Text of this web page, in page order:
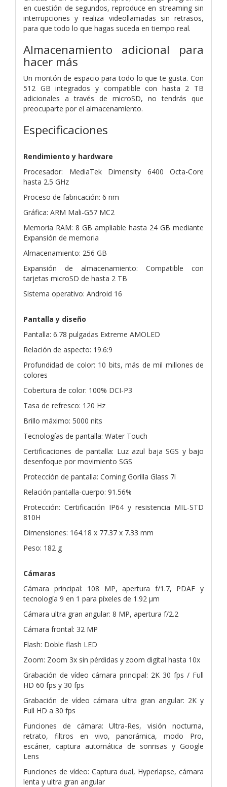
en cuestión de segundos, reproduce en streaming sin
interrupciones y realiza videollamadas sin retrasos,
para que todo lo que hagas suceda en tiempo real.
Almacenamiento adicional para
hacer más
Un montón de espacio para todo lo que te gusta. Con
512 GB integrados y compatible con hasta 2 TB
adicionales a través de microSD, no tendrás que
preocuparte por el almacenamiento.
Especificaciones
Rendimiento y hardware
Procesador: MediaTek Dimensity 6400 Octa-Core
hasta 2.5 GHz
Proceso de fabricación: 6 nm
Gráfica: ARM Mali-G57 MC2
Memoria RAM: 8 GB ampliable hasta 24 GB mediante
Expansión de memoria
Almacenamiento: 256 GB
Expansión de almacenamiento: Compatible con
tarjetas microSD de hasta 2 TB
Sistema operativo: Android 16
Pantalla y diseño
Pantalla: 6.78 pulgadas Extreme AMOLED
Relación de aspecto: 19.6:9
Profundidad de color: 10 bits, más de mil millones de
colores
Cobertura de color: 100% DCI-P3
Tasa de refresco: 120 Hz
Brillo máximo: 5000 nits
Tecnologías de pantalla: Water Touch
Certificaciones de pantalla: Luz azul baja SGS y bajo
desenfoque por movimiento SGS
Protección de pantalla: Corning Gorilla Glass 7i
Relación pantalla-cuerpo: 91.56%
Protección: Certificación IP64 y resistencia MIL-STD
810H
Dimensiones: 164.18 x 77.37 x 7.33 mm
Peso: 182 g
Cámaras
Cámara principal: 108 MP, apertura f/1.7, PDAF y
tecnología 9 en 1 para píxeles de 1.92 μm
Cámara ultra gran angular: 8 MP, apertura f/2.2
Cámara frontal: 32 MP
Flash: Doble flash LED
Zoom: Zoom 3x sin pérdidas y zoom digital hasta 10x
Grabación de vídeo cámara principal: 2K 30 fps / Full
HD 60 fps y 30 fps
Grabación de vídeo cámara ultra gran angular: 2K y
Full HD a 30 fps
Funciones de cámara: Ultra-Res, visión nocturna,
retrato, filtros en vivo, panorámica, modo Pro,
escáner, captura automática de sonrisas y Google
Lens
Funciones de vídeo: Captura dual, Hyperlapse, cámara
lenta y ultra gran angular